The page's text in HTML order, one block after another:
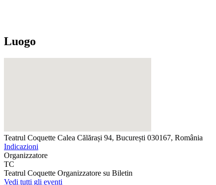
Luogo
Teatrul Coquette Calea Călărași 94, București 030167, România
Indicazioni
Organizzatore
TC
Teatrul Coquette Organizzatore su Biletin
Vedi tutti gli eventi